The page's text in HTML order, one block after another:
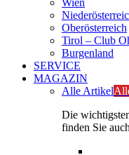
Wien
Oberösterreich
Tirol – Club
Burgenland
SERVICE
MAGAZIN
Alle Artikel
Die
finden Sie